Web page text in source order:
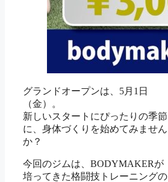
グランドオープンは、5月1日
（金）。
新しいスタートにぴったりの季節
に、身体づくりを始めてみません
か？
今回のジムは、BODYMAKERが
培ってきた格闘技トレーニングの